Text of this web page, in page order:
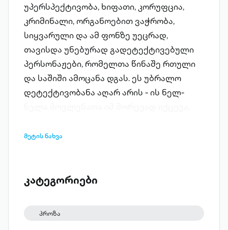
უპერსპექტივობა, ხიფათი, კორუფცია,
კრიმინალი, ორგანოებით ვაჭრობა,
სიყვარული და ამ ფონზე უეცრად,
თავისდა უნებურად გადეტექტივებული
პერსონაჟები, რომელთა წინაშე რთული
და საშიში ამოცანა დგას. ეს უბრალო
დეტექტივობანა აღარ არის - ის ნელ­-
მით მეტად სახიფათო ხდება.
მეტის ნახვა
კატეგორიები
პროზა